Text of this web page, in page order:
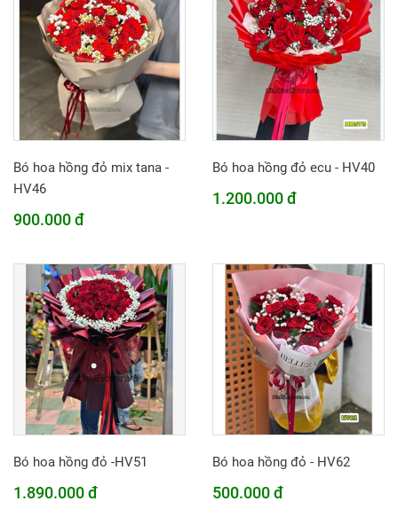
Bó hoa hồng đỏ mix tana -
HV46
900.000 đ
Bó hoa hồng đỏ ecu - HV40
1.200.000 đ
Bó hoa hồng đỏ -HV51
1.890.000 đ
Bó hoa hồng đỏ - HV62
500.000 đ